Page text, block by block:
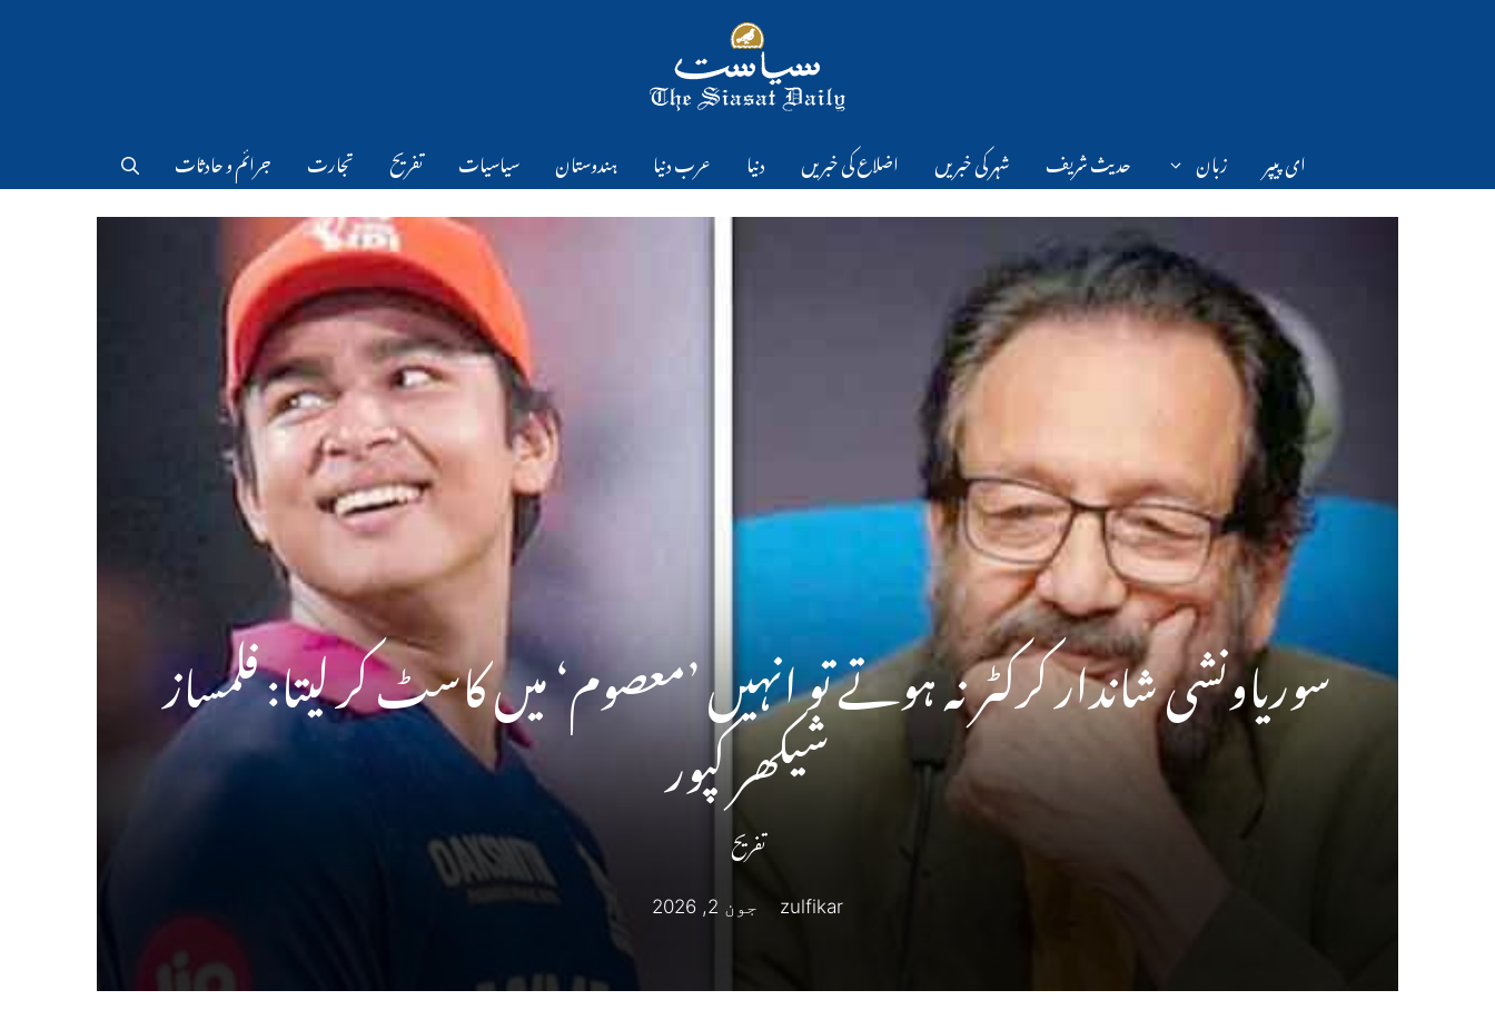
ای پیپر زبان حدیث شریف شہر کی خبریں اضلاع کی خبریں دنیا عرب دنیا ہندوستان سیاسیات تفریح تجارت جرائم و حادثات
سوریاونشی شاندار کرکٹر نہ ہوتے تو انہیں ’معصوم‘ میں کاسٹ کر لیتا: فلمساز
شیکھر کپور
تفریح
zulfikar جون 2, 2026